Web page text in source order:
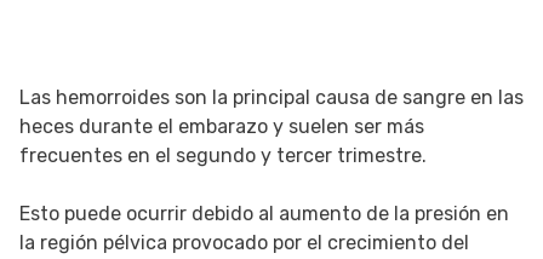
Las hemorroides son la principal causa de sangre en las
heces durante el embarazo y suelen ser más
frecuentes en el segundo y tercer trimestre.
Esto puede ocurrir debido al aumento de la presión en
la región pélvica provocado por el crecimiento del